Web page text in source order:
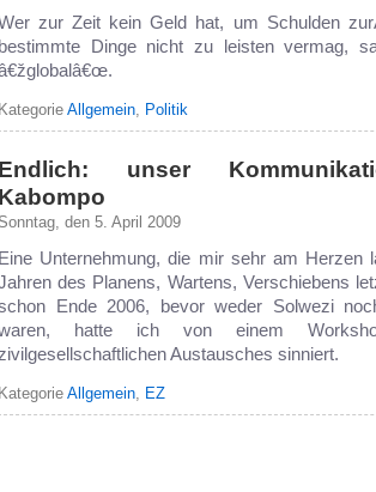
zur Zeit kein Geld hat, um Schulden
bestimmte Dinge nicht zu leisten vermag,
Kategorie Allgemein, Politik
Endlich: unser
Kabompo
Sonntag, den 5. April 2009
Eine Unternehmung, die mir sehr am Herzen
des Planens, Wartens, Verschiebens
Ende 2006, bevor weder Solwezi
hatte ich von einem
zivilgesellschaftlichen Austausches sinniert.
Kategorie Allgemein, EZ